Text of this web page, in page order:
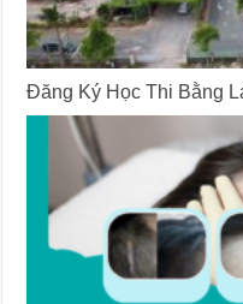
Đăng Ký Học Thi Bằng